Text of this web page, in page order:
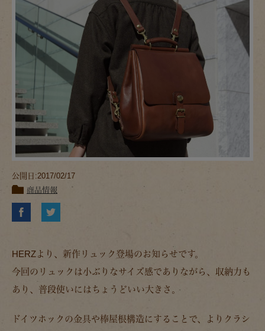
公開日:2017/02/17
商品情報
HERZより、新作リュック登場のお知らせです。
今回のリュックは小ぶりなサイズ感でありながら、収納力も
あり、普段使いにはちょうどいい大きさ。
ドイツホックの金具や棒屋根構造にすることで、よりクラシ